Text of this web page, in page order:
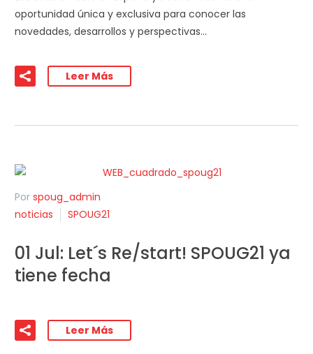
oportunidad única y exclusiva para conocer las
novedades, desarrollos y perspectivas…
Leer Más
Por spoug_admin
noticias
SPOUG21
01 Jul: Let´s Re/start! SPOUG21 ya
tiene fecha
Leer Más